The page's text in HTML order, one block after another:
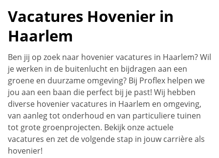
Vacatures Hovenier in
Haarlem
Ben jij op zoek naar hovenier vacatures in Haarlem? Wil
je werken in de buitenlucht en bijdragen aan een
groene en duurzame omgeving? Bij Proflex helpen we
jou aan een baan die perfect bij je past! Wij hebben
diverse hovenier vacatures in Haarlem en omgeving,
van aanleg tot onderhoud en van particuliere tuinen
tot grote groenprojecten. Bekijk onze actuele
vacatures en zet de volgende stap in jouw carrière als
hovenier!